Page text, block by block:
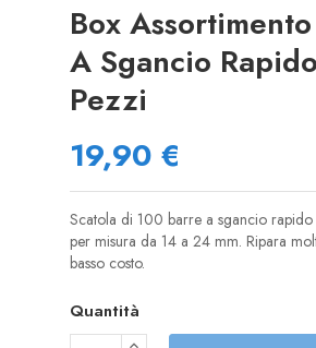
Box
A Sgancio
Pezzi
19,90 €
Scatola di 100 barre a sgancio
per misura da 14 a 24 mm. Ripara
basso costo.
Quantità